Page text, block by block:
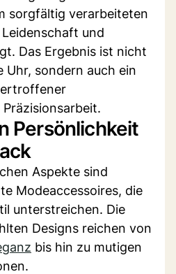
sorgfältig verarbeiteten
und
Das Ergebnis ist nicht
Uhr, sondern auch ein
Persönlichkeit
Aspekte sind
Modeaccessoires, die
unterstreichen. Die
Designs reichen von
bis hin zu mutigen